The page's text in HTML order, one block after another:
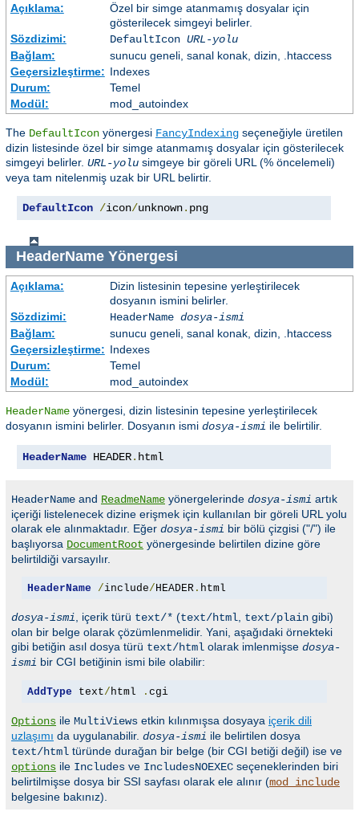
Açıklama:
Özel bir simge atanmamış dosyalar için
gösterilecek simgeyi belirler.
Sözdizimi:
DefaultIcon URL-yolu
Bağlam:
sunucu geneli, sanal konak, dizin, .htaccess
Geçersizleştirme: Indexes
Durum:
Temel
Modül:
mod_autoindex
The DefaultIcon yönergesi FancyIndexing seçeneğiyle üretilen
dizin listesinde özel bir simge atanmamış dosyalar için gösterilecek
simgeyi belirler. URL-yolu simgeye bir göreli URL (% öncelemeli)
veya tam nitelenmiş uzak bir URL belirtir.
DefaultIcon /icon/unknown. png
HeaderNameYönergesi
Açıklama:
Dizin listesinin tepesine yerleştirilecek
dosyanın ismini belirler.
Sözdizimi:
HeaderName dosya-ismi
Bağlam:
sunucu geneli, sanal konak, dizin, .htaccess
Geçersizleştirme: Indexes
Durum:
Temel
Modül:
mod_autoindex
HeaderName yönergesi, dizin listesinin tepesine yerleştirilecek
dosyanın ismini belirler. Dosyanın ismi dosya-ismi ile belirtilir.
HeaderName HEADER. html
HeaderName and ReadmeName yönergelerinde dosya-ismi artık
içeriği listelenecek dizine erişmek için kullanılan bir göreli URL yolu
olarak ele alınmaktadır. Eğer dosya-ismi bir bölü çizgisi ("/") ile
başlıyorsa DocumentRoot yönergesinde belirtilen dizine göre
belirtildiği varsayılır.
HeaderName /include/HEADER. html
dosya-ismi , içerik türü text/* (text/html text/plain gibi)
olan bir belge olarak çözümlenmelidir. Yani, aşağıdaki örnekteki
gibi betiğin asıl dosya türü text/html olarak imlenmişse dosya-
ismi bir CGI betiğinin ismi bile olabilir:
AddType text/ html . cgi
Options ile MultiViews etkin kılınmışsa dosyaya içerik dili
uzlaşımı da uygulanabilir. dosya-ismi ile belirtilen dosya
text/html türünde durağan bir belge (bir CGI betiği değil) ise ve
options ile Includes ve IncludesNOEXEC seçeneklerinden biri
belirtilmişse dosya bir SSI sayfası olarak ele alınır (mod_include
belgesine bakınız).